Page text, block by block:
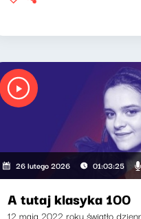
26 lutego 2026 01:03:25
A tutaj klasyka 100
12 maja 2022 roku światło